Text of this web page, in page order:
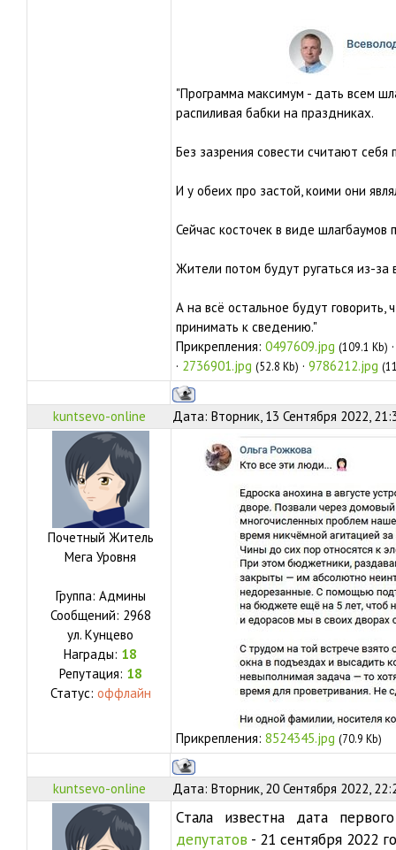
"Программа максимум - дать всем
распиливая бабки на праздниках.
Без зазрения совести считают
И у обеих про застой, коими они
Сейчас косточек в виде шлагбаумов
Жители потом будут ругаться из-
А на всё остальное будут говорить,
принимать к сведению."
Прикрепления: 0497609.jpg (109.1 Kb)
· 2736901.jpg (52.8 Kb) · 9786212.jpg
kuntsevo-online Дата: Вторник, 13 Сентября 2022,
Почетный Житель
Мега Уровня
Группа: Админы
Сообщений: 2968
ул. Кунцево
Награды: 18
Репутация: 18
Статус: оффлайн
Прикрепления: 8524345.jpg (70.9 Kb)
kuntsevo-online Дата: Вторник, 20 Сентября 2022,
Стала известна дата
депутатов - 21 сентября 2022